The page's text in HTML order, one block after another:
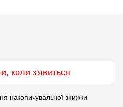
коли з'явиться
накопичувальної знижки